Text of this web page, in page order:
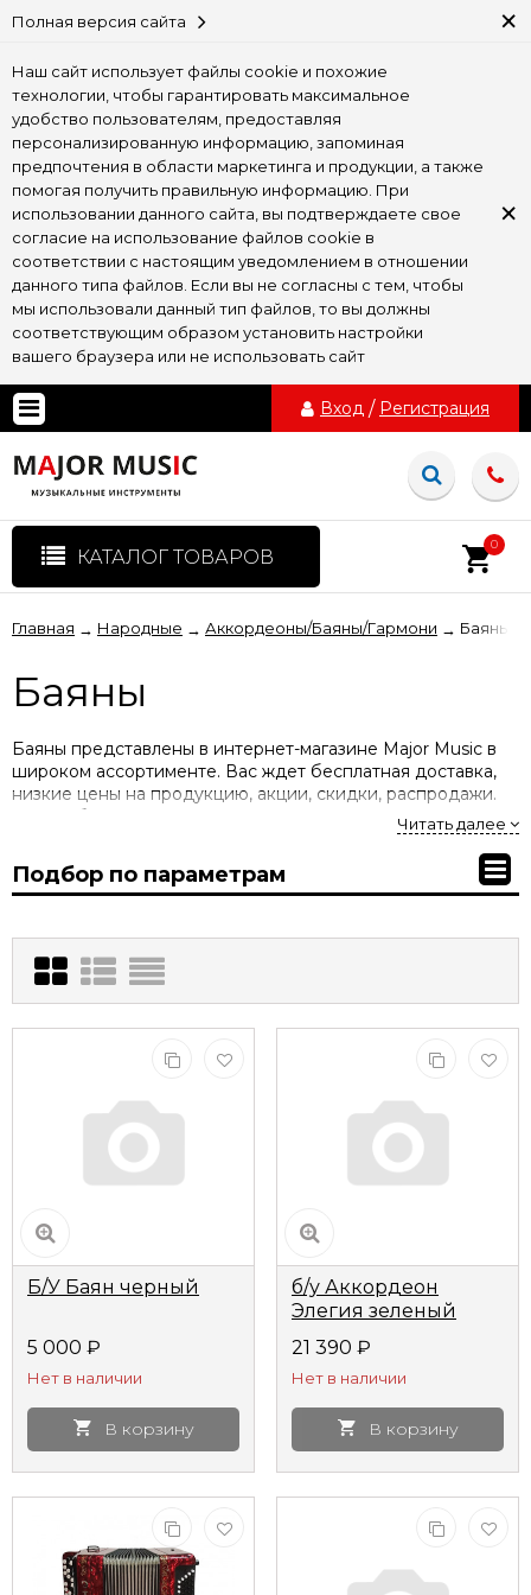
Полная версия сайта ×
Наш сайт использует файлы cookie и похожие
технологии, чтобы гарантировать максимальное
удобство пользователям, предоставляя
персонализированную информацию, запоминая
предпочтения в области маркетинга и продукции, а также
помогая получить правильную информацию. При
использовании данного сайта, вы подтверждаете свое
согласие на использование файлов cookie в
соответствии с настоящим уведомлением в отношении
данного типа файлов. Если вы не согласны с тем, чтобы
мы использовали данный тип файлов, то вы должны
соответствующим образом установить настройки
вашего браузера или не использовать сайт
×
Вход / Регистрация
КАТАЛОГ ТОВАРОВ
0
Главная → Народные → Аккордеоны/Баяны/Гармони → Баяны
Баяны
Баяны представлены в интернет-магазине Major Music в
широком ассортименте. Вас ждет бесплатная доставка,
низкие цены на продукцию, акции, скидки, распродажи.
Купить баяны вы можете у нас по ценам производителя с
Читать далее
Подбор по параметрам
Б/У Баян черный
5 000 ₽
Нет в наличии
В корзину
б/у Аккордеон
Элегия зеленый
21 390 ₽
Нет в наличии
В корзину